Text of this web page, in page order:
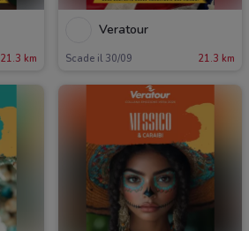
21.3 km
Veratour
Scade il 30/09 21.3 km